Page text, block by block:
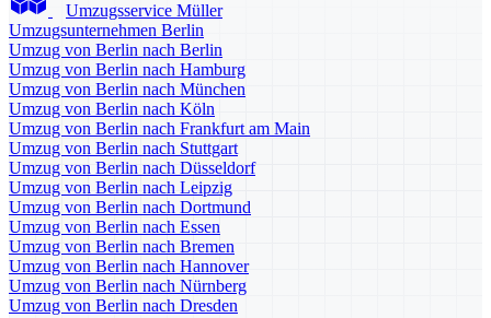
Umzugsservice Müller
Umzugsunternehmen Berlin
Umzug von Berlin nach Berlin
Umzug von Berlin nach Hamburg
Umzug von Berlin nach München
Umzug von Berlin nach Köln
Umzug von Berlin nach Frankfurt am Main
Umzug von Berlin nach Stuttgart
Umzug von Berlin nach Düsseldorf
Umzug von Berlin nach Leipzig
Umzug von Berlin nach Dortmund
Umzug von Berlin nach Essen
Umzug von Berlin nach Bremen
Umzug von Berlin nach Hannover
Umzug von Berlin nach Nürnberg
Umzug von Berlin nach Dresden